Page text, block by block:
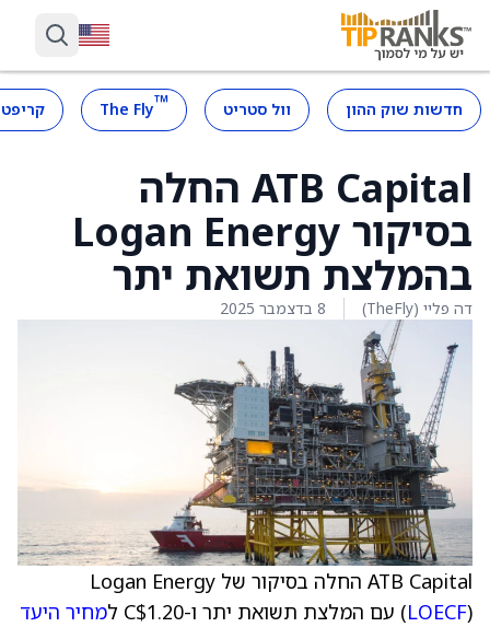
חדשות שוק ההון וול סטריט ™
The Fly
ATB Capital החלה
בסיקור Logan Energy
בהמלצת תשואת יתר
דה פליי (TheFly) 8 בדצמבר 2025
ATB Capital החלה בסיקור של Logan Energy
(LOECF) עם המלצת תשואת יתר ו-C$1.20 ל
מחיר היעד